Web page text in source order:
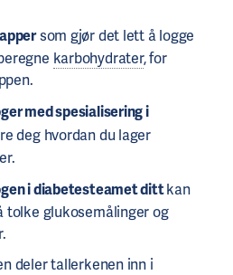
som gjør det lett å logge
karbohydrater, for
med spesialisering i
deg hvordan du lager
i diabetesteamet dittkan
tolke glukosemålinger og
deler tallerkenen inn i